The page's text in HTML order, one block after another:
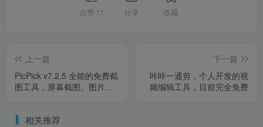
点赞 11 分享 收藏
上一篇
PicPick v7.2.5 全能的免费截
图工具，屏幕截图、图片编
下一篇
咔咔一通剪，个人开发的视
频编辑工具，目前完全免费
相关推荐